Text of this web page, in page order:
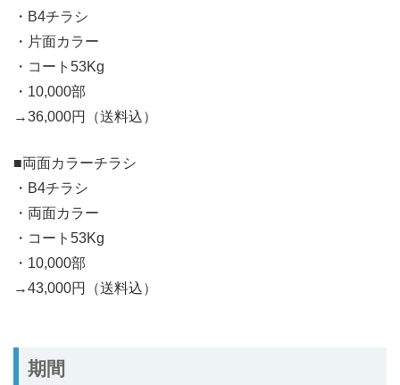
・B4チラシ
・片面カラー
・コート53Kg
・10,000部
→36,000円（送料込）
■両面カラーチラシ
・B4チラシ
・両面カラー
・コート53Kg
・10,000部
→43,000円（送料込）
期間